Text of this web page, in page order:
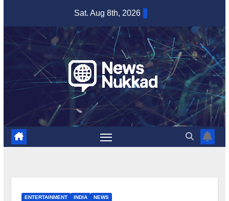
content
Sat. Aug 8th, 2026
ENTERTAINMENT INDIA NEWS